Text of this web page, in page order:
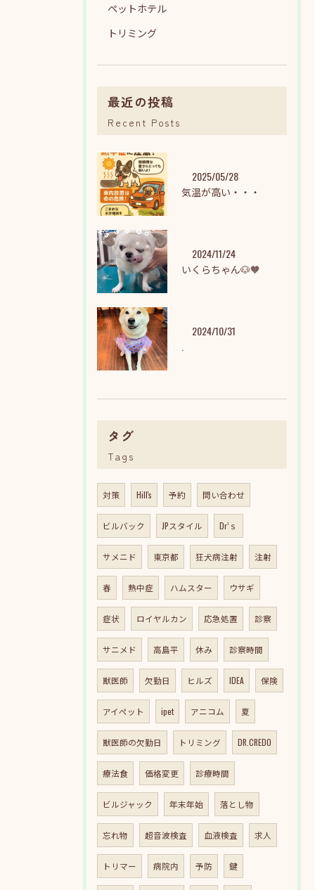
ペットホテル
トリミング
最近の投稿
Recent Posts
2025/05/28
気温が高い・・・
2024/11/24
いくらちゃん🐶🧡
2024/10/31
タグ
Tags
対策 Hill's 予約 問い合わせ
ビルバック JPスタイル Dr’ｓ
サメニド 東京都 狂犬病注射 注射
春 熱中症 ハムスター ウサギ
症状 ロイヤルカン 応急処置 診察
サニメド 高島平 休み 診察時間
獣医師 欠勤日 ヒルズ IDEA 保険
アイペット ipet アニコム 夏
獣医師の欠勤日 トリミング DR.CREDO
療法食 価格変更 診療時間
ビルジャック 年末年始 落とし物
忘れ物 超音波検査 血液検査 求人
トリマー 病院内 予防 鍵